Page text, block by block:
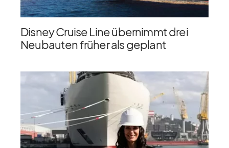
Disney Cruise Line übernimmt drei
Neubauten früher als geplant